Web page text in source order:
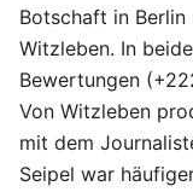
Botschaft in Berlin
Witzleben. In
Bewertungen
Von Witzleben
mit dem
Seipel war